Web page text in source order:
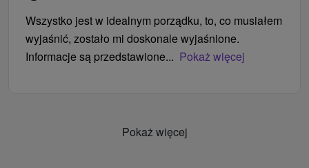
Wszystko jest w idealnym porządku, to, co musiałem
wyjaśnić, zostało mi doskonale wyjaśnione.
Informacje są przedstawione... Pokaż więcej
Pokaż więcej